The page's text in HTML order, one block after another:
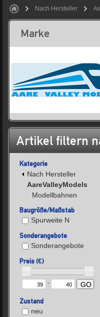
Nach Hersteller
Marke
Artikel filtern
Kategorie
Nach Hersteller
AareValleyModels
Modellbahnen
Baugröße/Maßstab
Spurweite N
Sonderangebote
Sonderangebote
Preis (€)
- GO
Zustand
neu